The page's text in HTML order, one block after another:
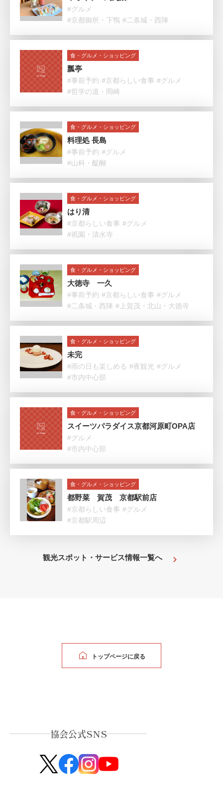
#グルメ
#京都御所・下鴨 #二条城・西陣
食・グルメ・ショッピング
瓢亭
#事前予約 #京都らしい食事 #グルメ
#哲学の道・岡崎
食・グルメ・ショッピング
料理処 長島
#事前予約 #グルメ
#山科・醍醐
食・グルメ・ショッピング
はり清
#京都らしい食事 #グルメ
#祇園・清水寺
食・グルメ・ショッピング
大徳寺 一久
#事前予約 #京都らしい食事 #グルメ
#二条城・西陣 #上賀茂・北山・大徳寺
食・グルメ・ショッピング
未完
#雨の日も楽しめる #夜観光 #グルメ
#市内中心部
食・グルメ・ショッピング
スイーツパラダイス京都河原町OPA店
#グルメ
#市内中心部
食・グルメ・ショッピング
都野菜 賀茂 京都駅前店
#京都らしい食事 #グルメ
#京都駅周辺
観光スポット・サービス情報一覧へ
トップページに戻る
協会公式SNS